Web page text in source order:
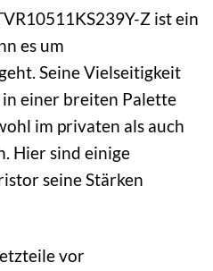
Z ist ein
es um
Seine Vielseitigkeit
einer breiten Palette
im privaten als auch
Hier sind einige
seine Stärken
vor